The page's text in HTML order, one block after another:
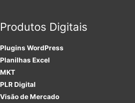
Produtos Digitais
PluginsWordPress
Planilhas Excel
MKT
PLRDigital
Visão de Mercado